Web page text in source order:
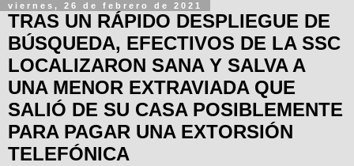
viernes, 26 de febrero de 2021
TRAS UN RÁPIDO DESPLIEGUE DE
BÚSQUEDA, EFECTIVOS DE LA SSC
LOCALIZARON SANA Y SALVA A
UNA MENOR EXTRAVIADA QUE
SALIÓ DE SU CASA POSIBLEMENTE
PARA PAGAR UNA EXTORSIÓN
TELEFÓNICA